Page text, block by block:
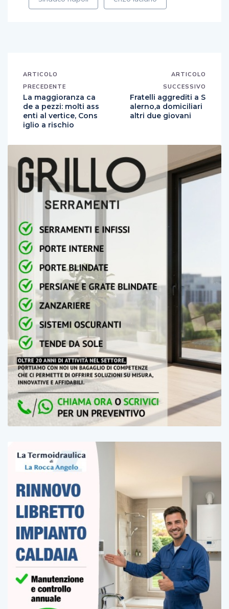
ARTICOLO
PRECEDENTE
La maggioranza ca
de a pezzi: molti ass
enti al vertice, Cons
iglio a rischio
ARTICOLO
SUCCESSIVO
Fratelli aggrediti a S
alerno,a domiciliari
altri due giovani